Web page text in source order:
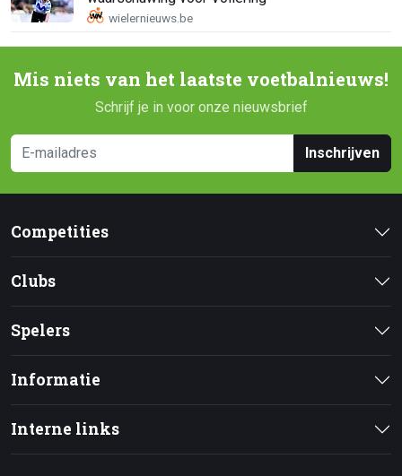
Mis niets van het laatste voetbalnieuws!
Schrijf je in voor onze nieuwsbrief
Inschrijven
Competities
Clubs
Spelers
Informatie
Interne links